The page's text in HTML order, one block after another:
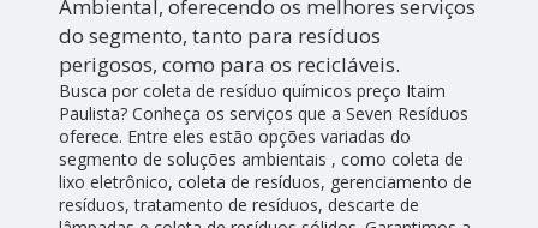
Ambiental, oferecendo os melhores serviços
do segmento, tanto para resíduos
perigosos, como para os recicláveis.
Busca por coleta de resíduo químicos preço Itaim
Paulista? Conheça os serviços que a Seven Resíduos
oferece. Entre eles estão opções variadas do
segmento de soluções ambientais , como coleta de
lixo eletrônico, coleta de resíduos, gerenciamento de
resíduos, tratamento de resíduos, descarte de